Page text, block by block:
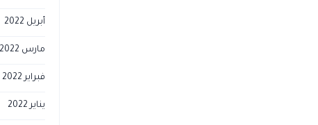
أبريل 2022
مارس 2022
فبراير 2022
يناير 2022